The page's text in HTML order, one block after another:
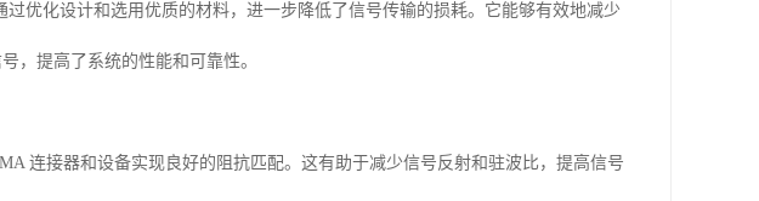
优化设计和选用优质的材料，进一步降低了信号传输的损耗。它能够有效地减少
，提高了系统的性能和可靠性。
连接器和设备实现良好的阻抗匹配。这有助于减少信号反射和驻波比，提高信号